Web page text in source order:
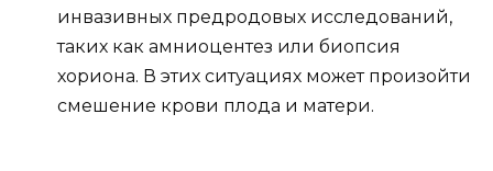
инвазивных предродовых исследований,
таких как амниоцентез или биопсия
хориона. В этих ситуациях может произойти
смешение крови плода и матери.